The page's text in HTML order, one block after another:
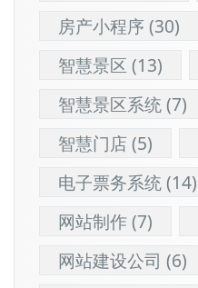
房产小程序(30)
智慧景区 (13)
智慧景区系统(7)
智慧门店(5)
电子票务系统(14)
网站制作(7)
网站建设公司 (6)